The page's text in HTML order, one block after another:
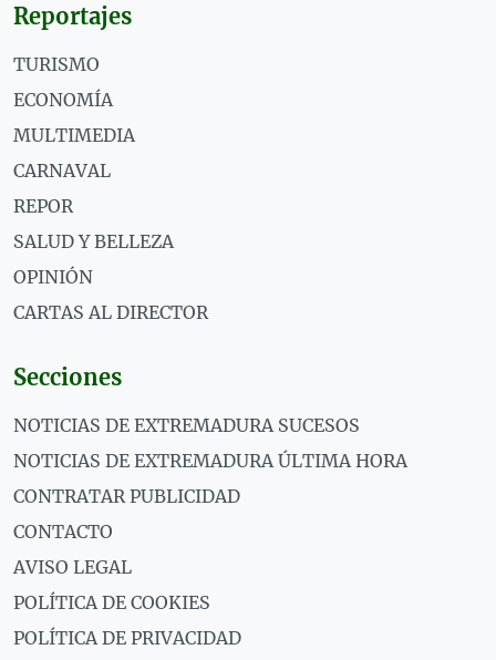
Reportajes
TURISMO
ECONOMÍA
MULTIMEDIA
CARNAVAL
REPOR
SALUD Y BELLEZA
OPINIÓN
CARTAS AL DIRECTOR
Secciones
NOTICIAS DE EXTREMADURA SUCESOS
NOTICIAS DE EXTREMADURA ÚLTIMA HORA
CONTRATAR PUBLICIDAD
CONTACTO
AVISO LEGAL
POLÍTICA DE COOKIES
POLÍTICA DE PRIVACIDAD